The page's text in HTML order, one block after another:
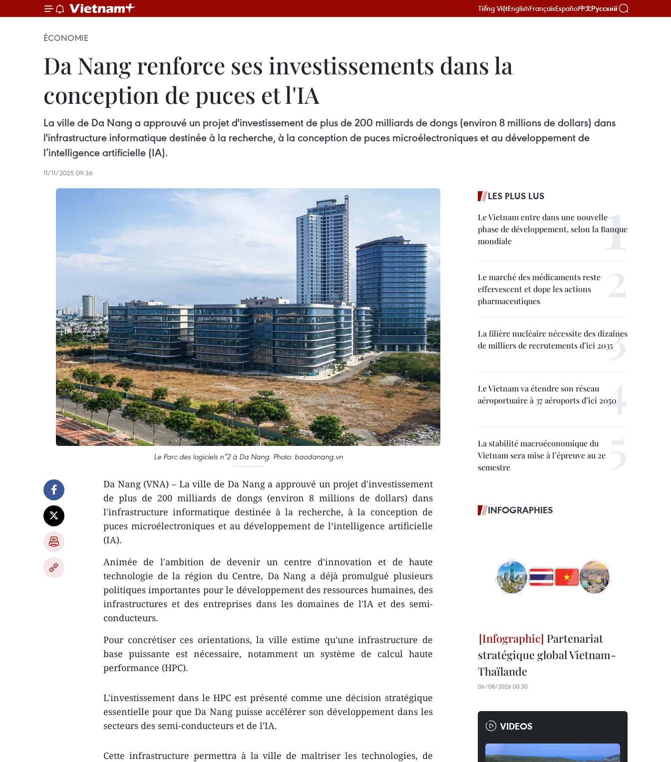
Tiếng ViệtEnglishFrançaisEspañol中文Русский
ÉCONOMIE
Da Nang renforce ses investissements dans la
conception de puces et l'IA
La ville de Da Nang a approuvé un projet d'investissement de plus de 200 milliards de dongs (environ 8 millions de dollars) dans
l'infrastructure informatique destinée à la recherche, à la conception de puces microélectroniques et au développement de
l’intelligence artificielle (IA).
11/11/2025 09:36
Le Parc des logiciels n°2 à Da Nang. Photo: baodanang.vn
Da Nang (VNA) – La ville de Da Nang a approuvé un projet d'investissement
de plus de 200 milliards de dongs (environ 8 millions de dollars) dans
l'infrastructure informatique destinée à la recherche, à la conception de
puces microélectroniques et au développement de l’intelligence artificielle
(IA).
Animée de l'ambition de devenir un centre d'innovation et de haute
technologie de la région du Centre, Da Nang a déjà promulgué plusieurs
politiques importantes pour le développement des ressources humaines, des
infrastructures et des entreprises dans les domaines de l'IA et des semi-
conducteurs.
Pour concrétiser ces orientations, la ville estime qu'une infrastructure de
base puissante est nécessaire, notamment un système de calcul haute
performance (HPC).
L'investissement dans le HPC est présenté comme une décision stratégique
essentielle pour que Da Nang puisse accélérer son développement dans les
secteurs des semi-conducteurs et de l'IA.
Cette infrastructure permettra à la ville de maîtriser les technologies, de
LES PLUS LUS
Le Vietnam entre dans une nouvelle
phase de développement, selon la Banque
mondiale
Le marché des médicaments reste
effervescent et dope les actions
pharmaceutiques
La filière nucléaire nécessite des dizaines
de milliers de recrutements d’ici 2035
Le Vietnam va étendre son réseau
aéroportuaire à 37 aéroports d’ici 2050
La stabilité macroéconomique du
Vietnam sera mise à l’épreuve au 2e
semestre
INFOGRAPHIES
Partenariat
stratégique global Vietnam-
Thaïlande
06/08/2026 00:30
VIDEOS